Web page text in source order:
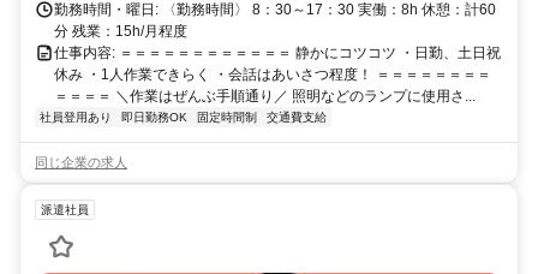
勤務時間・曜日: 〈勤務時間〉​ 8：30～17：30 実働：8h 休憩：計60
分 残業：15h/月程度
仕事内容: ＝＝＝＝＝＝＝＝＝＝＝＝ 静かにコツコツ ・​日勤、土日祝
休み ・1人作業できらく ・会話はあいさつ程度！ ＝＝＝＝＝＝＝＝
＝＝＝＝ ＼作業はぜんぶ手順通り／ 照明などのランプに使用さ...
社員登用あり 即日勤務OK 固定時間制 交通費支給
同じ企業の求人
派遣社員